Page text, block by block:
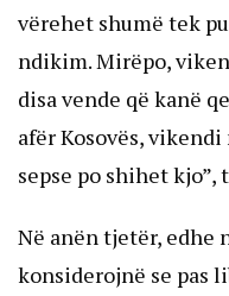
vërehet shumë tek
ndikim. Mirëpo,
disa vende që kanë
afër Kosovës,
sepse po shihet kjo”,
Në anën tjetër, edhe
konsiderojnë se pas